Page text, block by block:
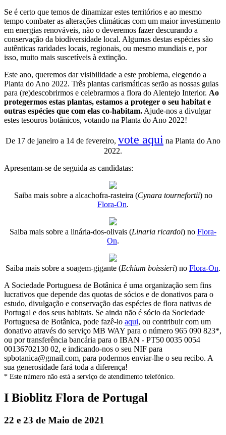
Se é certo que temos de dinamizar estes territórios e ao mesmo
tempo combater as alterações climáticas com um maior investimento
em energias renováveis, não o deveremos fazer descurando a
conservação da biodiversidade local. Algumas destas espécies são
autênticas raridades locais, regionais, ou mesmo mundiais e, por
isso, muito mais suscetíveis à extinção.
Este ano, queremos dar visibilidade a este problema, elegendo a
Planta do Ano 2022. Três plantas carismáticas serão as nossas guias
para (re)descobrirmos e celebrarmos a flora do Alentejo Interior. Ao
protegermos estas plantas, estamos a proteger o seu habitat e
outras espécies que com elas co-habitam.Ajude-nos a divulgar
estes tesouros botânicos, votando na Planta do Ano 2022!
De 17 de janeiro a 14 de fevereiro, vote aqui na Planta do Ano
2022.
Apresentam-se de seguida as candidatas:
Saiba mais sobre a alcachofra-rasteira (Cynara tournefortii) no
Flora-On.
Saiba mais sobre a linária-dos-olivais (Linaria ricardoi) no Flora-
On.
Saiba mais sobre a soagem-gigante (Echium boissieri) no Flora-On.
A Sociedade Portuguesa de Botânica é uma organização sem fins
lucrativos que depende das quotas de sócios e de donativos para o
estudo, divulgação e conservação das espécies de flora nativas de
Portugal e dos seus habitats. Se ainda não é sócio da Sociedade
Portuguesa de Botânica, pode fazê-lo aqui, ou contribuir com um
donativo através do serviço MB WAY para o número 965 090 823*,
ou por transferência bancária para o IBAN - PT50 0035 0054
00136702130 02, e indicando-nos o seu NIF para
spbotanica@gmail.com, para podermos enviar-lhe o seu recibo. A
sua generosidade fará toda a diferença!
* Este número não está a serviço de atendimento telefónico.
I Bioblitz Flora de Portugal
22 e 23 de Maio de 2021